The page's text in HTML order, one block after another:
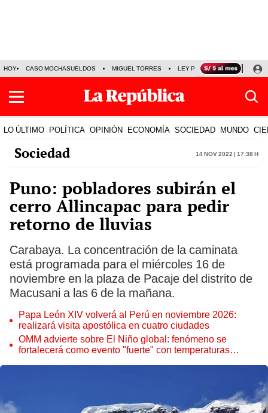
HOY CASO MOCHASUELDOS MIGUEL TORRES LEY PULPÍN PRECIO DEL
LO ÚLTIMO POLÍTICA OPINIÓN ECONOMÍA SOCIEDAD MUNDO
Sociedad 14 Nov 2022 | 17:38 h
Puno: pobladores subirán el
cerro Allincapac para pedir
retorno de lluvias
Carabaya. La concentración de la caminata
está programada para el miércoles 16 de
noviembre en la plaza de Pacaje del distrito de
Macusani a las 6 de la mañana.
Papa León XIV volverá al Perú en noviembre 2026:
realizará visita apostólica en cuatro ciudades
OMM advierte sobre El Niño global: fenómeno se
fortalecerá como evento "fuerte" con temperaturas